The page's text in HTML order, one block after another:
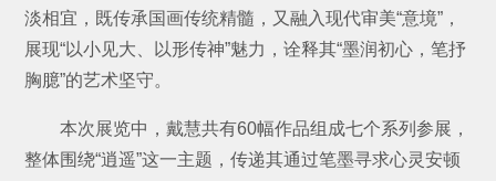
淡相宜，既传承国画传统精髓，又融入现代审美“意境”，
展现“以小见大、以形传神”魅力，诠释其“墨润初心，笔抒
胸臆”的艺术坚守。
本次展览中，戴慧共有60幅作品组成七个系列参展，
整体围绕“逍遥”这一主题，传递其通过笔墨寻求心灵安顿